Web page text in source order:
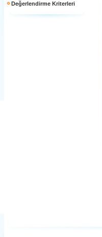
Değerlendirme Kriterleri